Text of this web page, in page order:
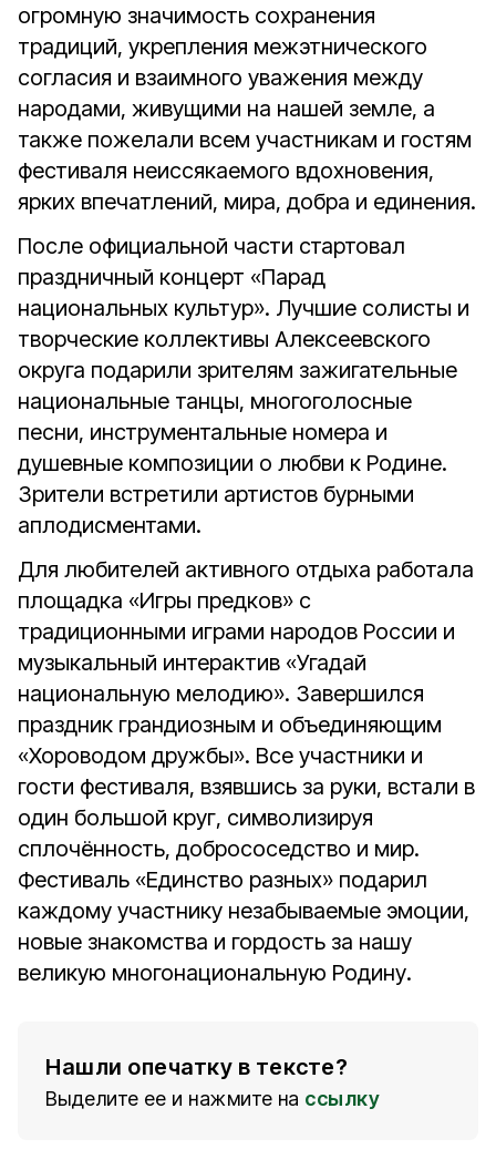
огромную значимость сохранения
традиций, укрепления межэтнического
согласия и взаимного уважения между
народами, живущими на нашей земле, а
также пожелали всем участникам и гостям
фестиваля неиссякаемого вдохновения,
ярких впечатлений, мира, добра и единения.
После официальной части стартовал
праздничный концерт «Парад
национальных культур». Лучшие солисты и
творческие коллективы Алексеевского
округа подарили зрителям зажигательные
национальные танцы, многоголосные
песни, инструментальные номера и
душевные композиции о любви к Родине.
Зрители встретили артистов бурными
аплодисментами.
Для любителей активного отдыха работала
площадка «Игры предков» с
традиционными играми народов России и
музыкальный интерактив «Угадай
национальную мелодию». Завершился
праздник грандиозным и объединяющим
«Хороводом дружбы». Все участники и
гости фестиваля, взявшись за руки, встали в
один большой круг, символизируя
сплочённость, добрососедство и мир.
Фестиваль «Единство разных» подарил
каждому участнику незабываемые эмоции,
новые знакомства и гордость за нашу
великую многонациональную Родину.
Нашли опечатку в тексте?
Выделите ее и нажмите на ссылку